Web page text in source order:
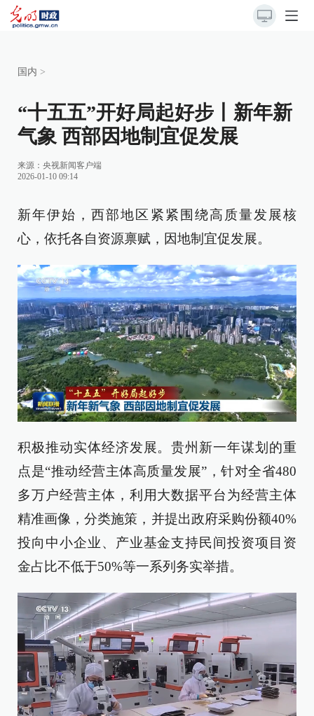
国内 >
“十五五”开好局起好步丨新年新
气象 西部因地制宜促发展
来源： 央视新闻客户端
2026-01-10 09:14
新年伊始，西部地区紧紧围绕高质量发展核
心，依托各自资源禀赋，因地制宜促发展。
积极推动实体经济发展。贵州新一年谋划的重
点是“推动经营主体高质量发展”，针对全省480
多万户经营主体，利用大数据平台为经营主体
精准画像，分类施策，并提出政府采购份额40%
投向中小企业、产业基金支持民间投资项目资
金占比不低于50%等一系列务实举措。